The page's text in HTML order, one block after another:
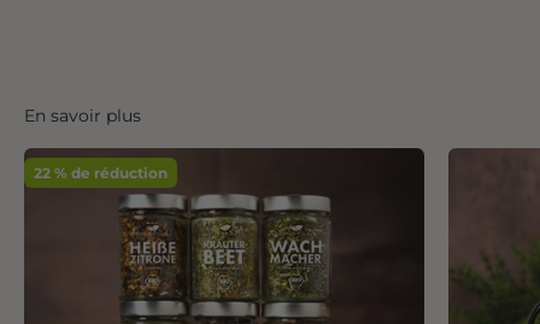
En savoir plus
22 % de réduction